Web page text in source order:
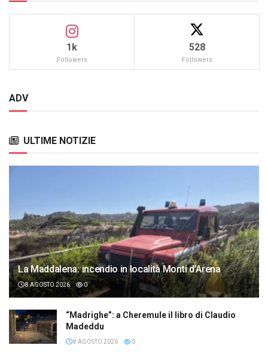
1k
Followers
528
Followers
ADV
ULTIME NOTIZIE
La Maddalena: incendio in località Monti d’Arena
8 AGOSTO 2026 0
“Madrighe”: a Cheremule il libro di Claudio
Madeddu
8 AGOSTO 2026 0